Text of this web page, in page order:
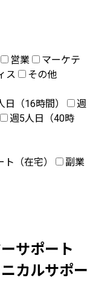
営業
マーケテ
ス
その他
日（16時間）
週
週5人日（40時
ト（在宅）
副業
サポート
カルサポー